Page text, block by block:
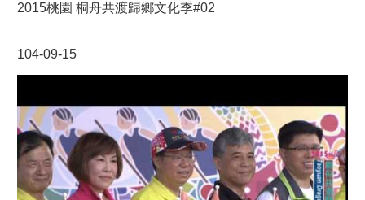
104-09-15
2015桃園 桐舟共渡歸鄉文化季#02